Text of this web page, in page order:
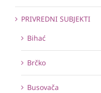
PRIVREDNI SUBJEKTI
Bihać
Brčko
Busovača